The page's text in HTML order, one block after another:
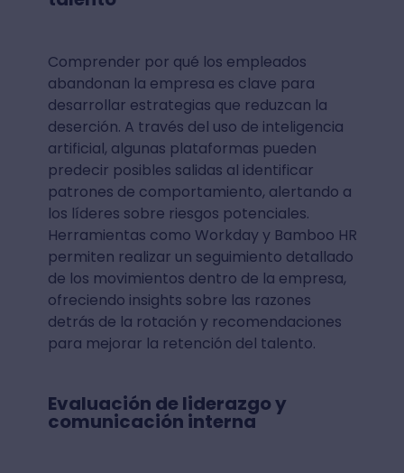
Comprender por qué los empleados
abandonan la empresa es clave para
desarrollar estrategias que reduzcan la
deserción. A través del uso de inteligencia
artificial, algunas plataformas pueden
predecir posibles salidas al identificar
patrones de comportamiento, alertando a
los líderes sobre riesgos potenciales.
Herramientas como Workday y Bamboo HR
permiten realizar un seguimiento detallado
de los movimientos dentro de la empresa,
ofreciendo insights sobre las razones
detrás de la rotación y recomendaciones
para mejorar la retención del talento.
Evaluación de liderazgo y
comunicación interna